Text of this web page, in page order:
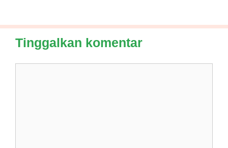
Tinggalkan komentar